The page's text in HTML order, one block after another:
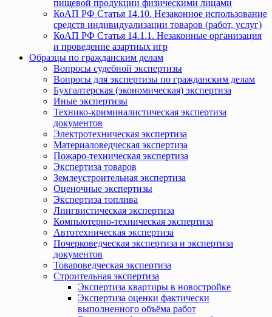
пищевой продукции физическими лицами
КоАП РФ Статья 14.10. Незаконное использование
средств индивидуализации товаров (работ, услуг)
КоАП РФ Статья 14.1.1. Незаконные организация
и проведение азартных игр
Образцы по гражданским делам
Вопросы судебной экспертизы
Вопросы для экспертизы по гражданским делам
Бухгалтерская (экономическая) экспертиза
Иные экспертизы
Технико-криминалистическая экспертиза
документов
Электротехническая экспертиза
Материаловедческая экспертиза
Пожаро-техническая экспертиза
Экспертиза товаров
Землеустроительная экспертиза
Оценочные экспертизы
Экспертиза топлива
Лингвистическая экспертиза
Компьютерно-техническая экспертиза
Автотехническая экспертиза
Почерковедческая экспертиза и экспертиза
документов
Товароведческая экспертиза
Строительная экспертиза
Экспертиза квартиры в новостройке
Экспертиза оценки фактически
выполненного объёма работ